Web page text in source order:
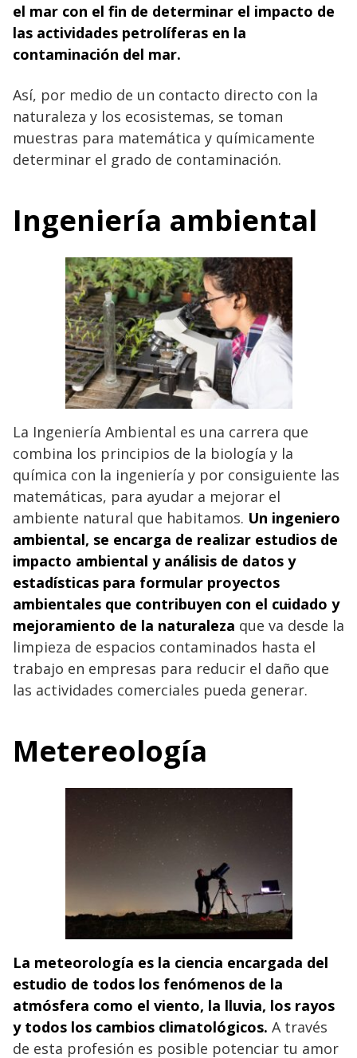
el mar con el fin de determinar el impacto de
las actividades petrolíferas en la
contaminación del mar.
Así, por medio de un contacto directo con la
naturaleza y los ecosistemas, se toman
muestras para matemática y químicamente
determinar el grado de contaminación.
Ingeniería ambiental
La Ingeniería Ambiental es una carrera que
combina los principios de la biología y la
química con la ingeniería y por consiguiente las
matemáticas, para ayudar a mejorar el
ambiente natural que habitamos. Un ingeniero
ambiental, se encarga de realizar estudios de
impacto ambiental y análisis de datos y
estadísticas para formular proyectos
ambientales que contribuyen con el cuidado y
mejoramiento de la naturaleza que va desde la
limpieza de espacios contaminados hasta el
trabajo en empresas para reducir el daño que
las actividades comerciales pueda generar.
Metereología
La meteorología es la ciencia encargada del
estudio de todos los fenómenos de la
atmósfera como el viento, la lluvia, los rayos
y todos los cambios climatológicos. A través
de esta profesión es posible potenciar tu amor